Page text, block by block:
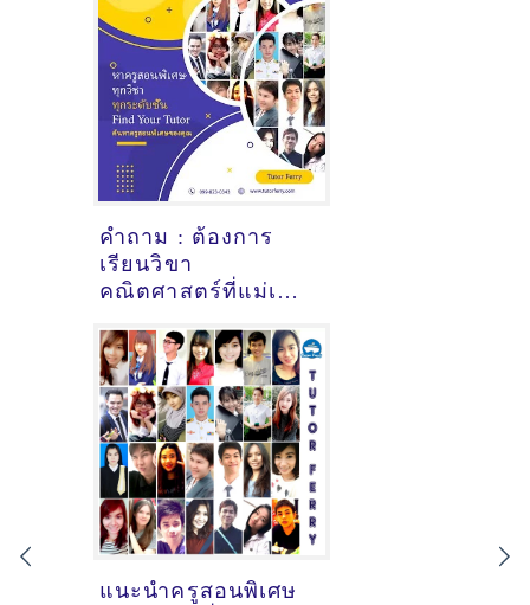
คำถาม : ต้องการ
เรียนวิขา
คณิตศาสตร์ที่แม่เหี่
แนะนำครูสอนพิเศษ
ที่นี่
แนะนำครูสอนพิเศษ